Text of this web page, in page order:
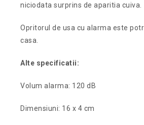
niciodata surprins de aparitia cuiva.
Opritorul de usa cu alarma este
casa.
Alte specificatii:
Volum alarma: 120 dB
Dimensiuni: 16 x 4 cm